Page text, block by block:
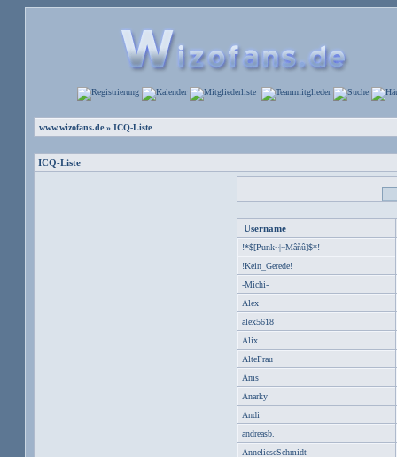
www.wizofans.de » ICQ-Liste
ICQ-Liste
Username
!*$[Punk~|~Mâñû]$*!
!Kein_Gerede!
-Michi-
Alex
alex5618
Alix
AlteFrau
Ams
Anarky
Andi
andreasb.
AnnelieseSchmidt